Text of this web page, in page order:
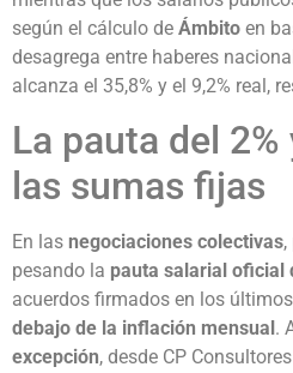
según el cálculo de Ámbito en
desagrega entre haberes
alcanza el 35,8% y el 9,2% real,
La pauta del
las sumas fijas
En las negociaciones colectivas
pesando la pauta salarial oficial
acuerdos firmados en los
debajo de la inflación mensual .
excepción, desde CP